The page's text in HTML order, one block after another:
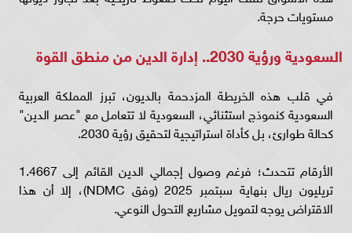
مستويات حرجة.
السعودية ورؤية 2030.. إدارة الدين من منطق القوة
في قلب هذه الخريطة المزدحمة بالديون، تبرز المملكة العربية
السعودية كنموذج استثنائي، السعودية لا تتعامل مع "عصر الدين"
كحالة طوارئ، بل كأداة استراتيجية لتحقيق رؤية 2030.
الأرقام تتحدث؛ فرغم وصول إجمالي الدين القائم إلى 1.4667
تريليون ريال بنهاية سبتمبر 2025 (وفق NDMC)، إلا أن هذا
الاقتراض يوجه لتمويل مشاريع التحول النوعي.